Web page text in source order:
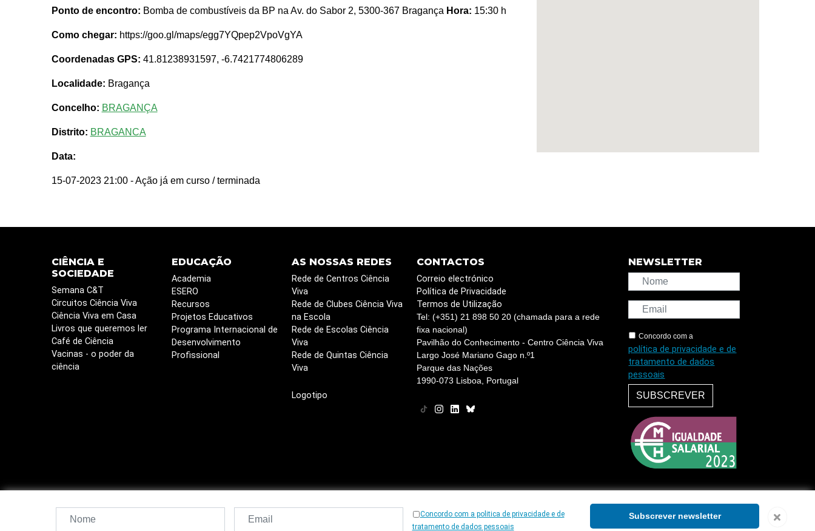
Ponto de encontro: Bomba de combustíveis da BP na Av. do Sabor 2, 5300-367 Bragança Hora: 15:30 h
Como chegar: https://goo.gl/maps/egg7YQpep2VpoVgYA
Coordenadas GPS: 41.81238931597, -6.7421774806289
Localidade: Bragança
Concelho: BRAGANÇA
Distrito: BRAGANCA
Data:
15-07-2023 21:00 - Ação já em curso / terminada
CIÊNCIA E
SOCIEDADE
Semana C&T
Circuitos Ciência Viva
Ciência Viva em Casa
Livros que queremos ler
Café de Ciência
Vacinas - o poder da
ciência
EDUCAÇÃO
Academia
ESERO
Recursos
Projetos Educativos
Programa Internacional de
Desenvolvimento
Profissional
AS NOSSAS REDES
Rede de Centros Ciência
Viva
Rede de Clubes Ciência Viva
na Escola
Rede de Escolas Ciência
Viva
Rede de Quintas Ciência
Viva
Logotipo
CONTACTOS
Correio electrónico
Política de Privacidade
Termos de Utilização
Tel: (+351) 21 898 50 20 (chamada para a rede
fixa nacional)
Pavilhão do Conhecimento - Centro Ciência Viva
Largo José Mariano Gago n.º1
Parque das Nações
1990-073 Lisboa, Portugal
NEWSLETTER
Concordo com a
política de privacidade e de
tratamento de dados
pessoais
SUBSCREVER
-2026, Ciência Viva
Concordo com a politica de privacidade e de
tratamento de dados pessoais
Subscrever newsletter